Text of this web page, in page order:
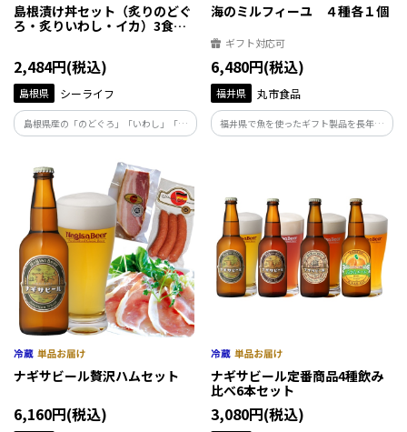
島根漬け丼セット（炙りのどぐ
ろ・炙りいわし・イカ）3食セ
2,484円(税込)
島根県 シーライフ
島根県産の「のどぐろ」「いわし」「イ
カ(剣先イカ)」を、奥出雲・森田醤油のま
みました。温かいご飯にのせるだけで、
贅沢な丼が楽しめます。
海のミルフィーユ ４種各１個
ギフト対応可
6,480円(税込)
福井県 丸市食品
福井県で魚を使ったギフト製品を長年開
発、販売している美飾遊膳が手がける海
ナギサビール贅沢ハムセット
6,160円(税込)
ナギサビール定番商品4種飲み
比べ6本セット
3,080円(税込)